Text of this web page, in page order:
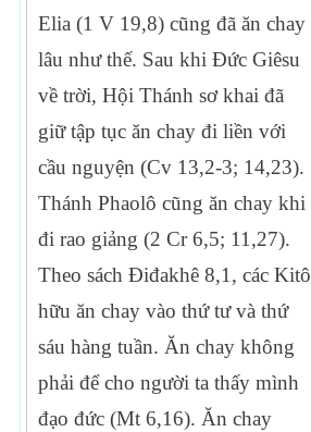
Elia (1 V 19,8) cũng đã ăn chay
lâu như thế. Sau khi Đức Giêsu
về trời, Hội Thánh sơ khai đã
giữ tập tục ăn chay đi liền với
cầu nguyện (Cv 13,2-3; 14,23).
Thánh Phaolô cũng ăn chay khi
đi rao giảng (2 Cr 6,5; 11,27).
Theo sách Điđakhê 8,1, các Kitô
hữu ăn chay vào thứ tư và thứ
sáu hàng tuần. Ăn chay không
phải để cho người ta thấy mình
đạo đức (Mt 6,16). Ăn chay